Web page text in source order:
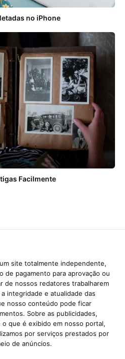
no iPhone
Facilmente
site totalmente independente,
de pagamento para aprovação ou
de nossos redatores trabalharem
integridade e atualidade das
nosso conteúdo pode ficar
Sobre as publicidades,
que é exibido em nosso portal,
por serviços prestados por
de anúncios.